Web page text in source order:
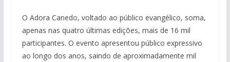
O Adora Canedo, voltado ao público evangélico, soma,
apenas nas quatro últimas edições, mais de 16 mil
participantes. O evento apresentou público expressivo
ao longo dos anos, saindo de aproximadamente mil